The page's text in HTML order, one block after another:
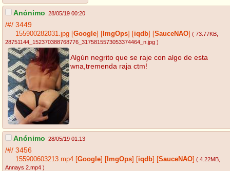
Anónimo 28/05/19 00:20
/#/ 3449
155900282031.jpg [Google] [ ImgOps] [iqdb] [SauceNAO] ( 73.77KB
28751144_152370388768776_3175815573053374464_n.jpg )
Algún negrito que se raje con algo de esta
wna,tremenda raja ctm!
Anónimo 28/05/19 01:13
/#/ 3456
155900603213.mp4 [Google] [ ImgOps] [iqdb] [SauceNAO] ( 4.22MB
Annays 2.mp4 )